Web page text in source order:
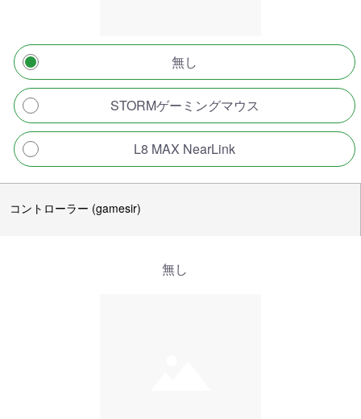
無し
STORMゲーミングマウス
L8 MAX NearLink
コントローラー (gamesir)
無し